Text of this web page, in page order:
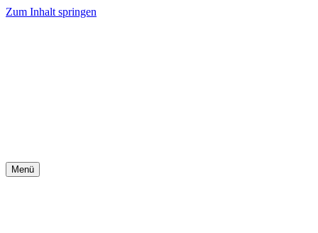
Zum Inhalt springen
Menü